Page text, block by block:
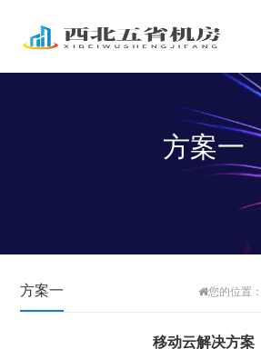
方案一
方案一 您的位置：
移动云解决方案